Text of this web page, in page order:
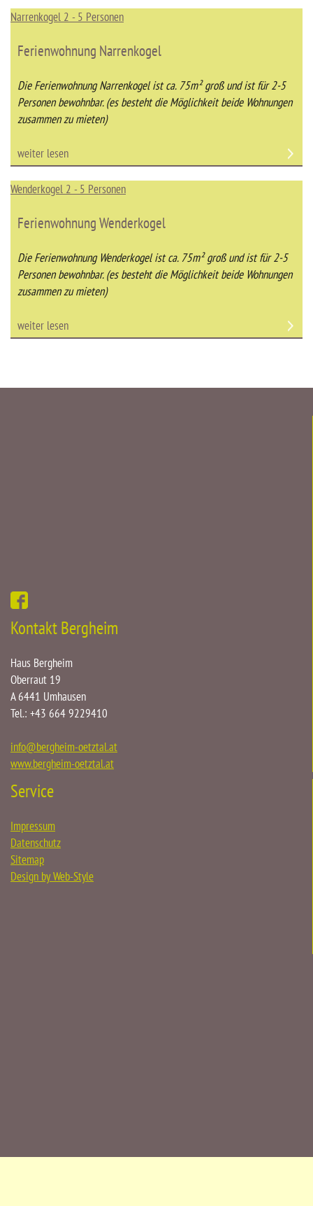
Narrenkogel 2 - 5 Personen
Ferienwohnung Narrenkogel
Die Ferienwohnung Narrenkogel ist ca. 75m² groß und ist für 2-5
Personen bewohnbar. (es besteht die Möglichkeit beide Wohnungen
zusammen zu mieten)
weiter lesen
Wenderkogel 2 - 5 Personen
Ferienwohnung Wenderkogel
Die Ferienwohnung Wenderkogel ist ca. 75m² groß und ist für 2-5
Personen bewohnbar. (es besteht die Möglichkeit beide Wohnungen
zusammen zu mieten)
weiter lesen
Kontakt Bergheim
Haus Bergheim
Oberraut 19
A 6441 Umhausen
Tel.: +43 664 9229410
info@bergheim-oetztal.at
www.bergheim-oetztal.at
Service
Impressum
Datenschutz
Sitemap
Design by Web-Style